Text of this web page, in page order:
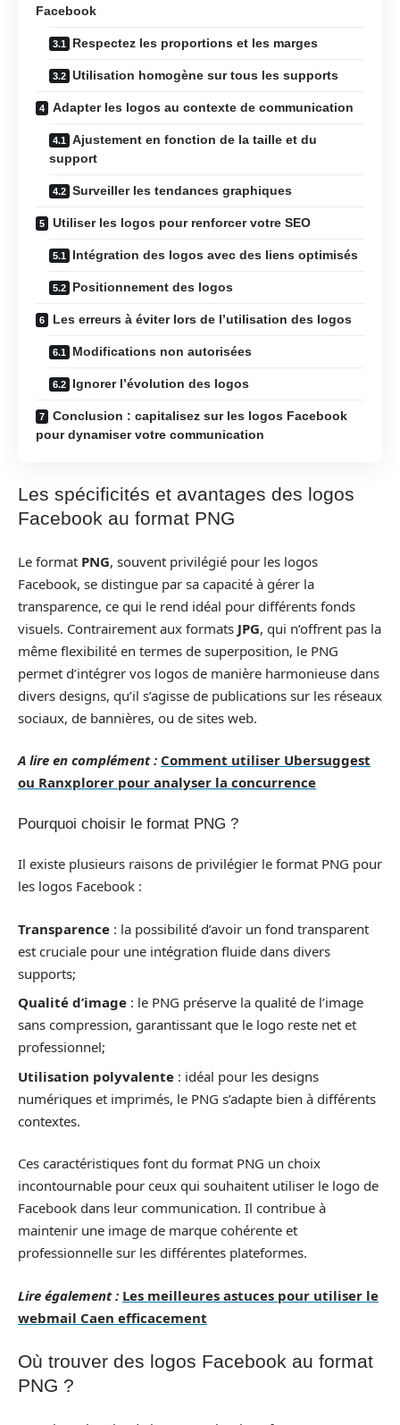
Facebook
Respectez les proportions et les marges
Utilisation homogène sur tous les supports
Adapter les logos au contexte de communication
Ajustement en fonction de la taille et du
support
Surveiller les tendances graphiques
Utiliser les logos pour renforcer votre SEO
Intégration des logos avec des liens optimisés
Positionnement des logos
Les erreurs à éviter lors de l’utilisation des logos
Modifications non autorisées
Ignorer l’évolution des logos
Conclusion : capitalisez sur les logos Facebook
pour dynamiser votre communication
Les spécificités et avantages des logos
Facebook au format PNG
Le format PNG, souvent privilégié pour les logos
Facebook, se distingue par sa capacité à gérer la
transparence, ce qui le rend idéal pour différents fonds
visuels. Contrairement aux formats JPG, qui n’offrent pas la
même flexibilité en termes de superposition, le PNG
permet d’intégrer vos logos de manière harmonieuse dans
divers designs, qu’il s’agisse de publications sur les réseaux
sociaux, de bannières, ou de sites web.
A lire en complément : Comment utiliser Ubersuggest
ou Ranxplorer pour analyser la concurrence
Pourquoi choisir le format PNG ?
Il existe plusieurs raisons de privilégier le format PNG pour
les logos Facebook :
Transparence : la possibilité d’avoir un fond transparent
est cruciale pour une intégration fluide dans divers
supports;
Qualité d’image : le PNG préserve la qualité de l’image
sans compression, garantissant que le logo reste net et
professionnel;
Utilisation polyvalente : idéal pour les designs
numériques et imprimés, le PNG s’adapte bien à différents
contextes.
Ces caractéristiques font du format PNG un choix
incontournable pour ceux qui souhaitent utiliser le logo de
Facebook dans leur communication. Il contribue à
maintenir une image de marque cohérente et
professionnelle sur les différentes plateformes.
Lire également : Les meilleures astuces pour utiliser le
webmail Caen efficacement
Où trouver des logos Facebook au format
PNG ?